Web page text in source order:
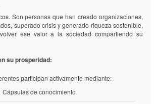
Son personas que han creado organizaciones,
superado crisis y generado riqueza sostenible,
ese valor a la sociedad compartiendo su
su prosperidad:
participan activamente mediante:
Cápsulas de conocimiento